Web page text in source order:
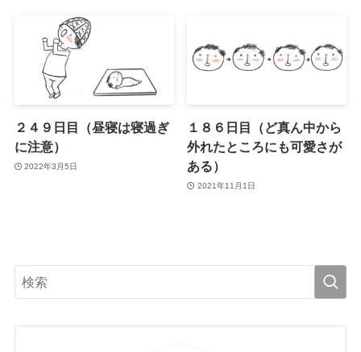
２４９日目（昼寝は寝過ぎ
に注意）
2022年3月5日
１８６日目（ど真ん中から
外れたところにも可愛さが
ある）
2021年11月1日